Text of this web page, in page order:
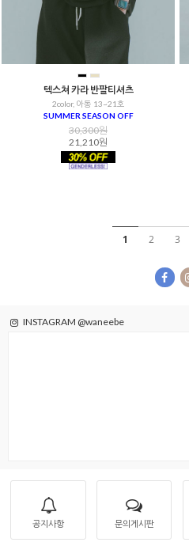
텍스쳐 카라 반팔티셔츠
2color, 아동 13~21호
SUMMER SEASON OFF
30,300원
21,210원
1 2 3
INSTAGRAM @waneebe
공지사항 문의게시판